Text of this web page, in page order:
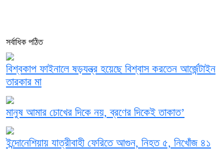
সর্বাধিক পঠিত
বিশ্বকাপ ফাইনালে ষড়যন্ত্র হয়েছে বিশ্বাস করতেন আর্জেন্টাইন
তারকার মা
মানুষ আমার চোখের দিকে নয়, ব্রণের দিকেই তাকাত’
ইন্দোনেশিয়ায় যাত্রীবাহী ফেরিতে আগুন, নিহত ৫, নিখোঁজ ৪১